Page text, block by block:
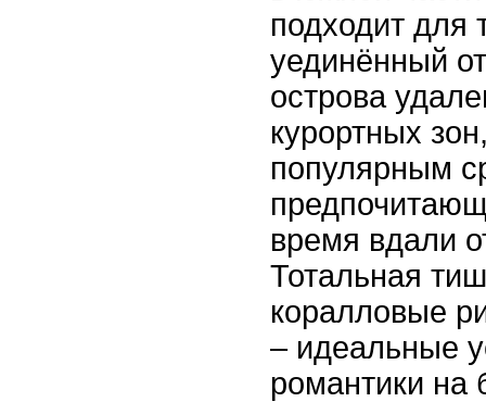
подходит для
уединённый
острова
курортных
популярным
время вдали
Тотальная
коралловые
– идеальные
романтики на